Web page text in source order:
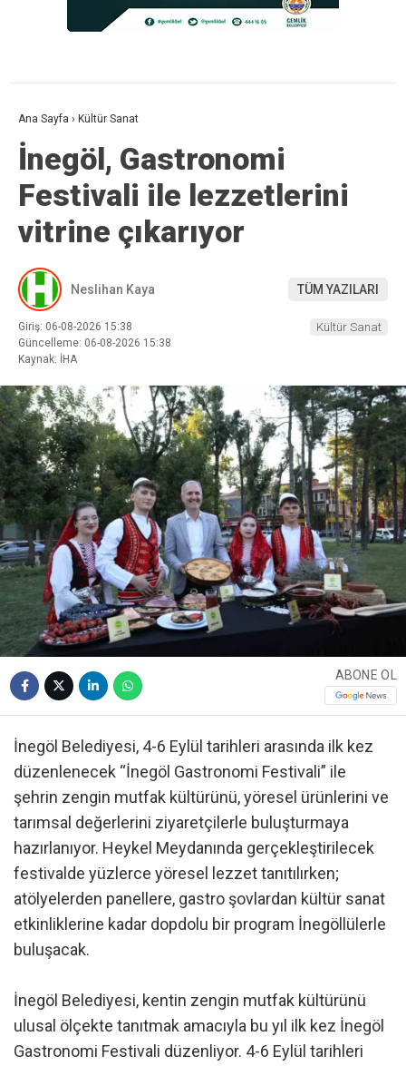
Ana Sayfa › Kültür Sanat
İnegöl, Gastronomi
Festivali ile lezzetlerini
vitrine çıkarıyor
Neslihan Kaya TÜM YAZILARI
Giriş: 06-08-2026 15:38
Güncelleme: 06-08-2026 15:38
Kaynak: İHA
Kültür Sanat
ABONE OL
İnegöl Belediyesi, 4-6 Eylül tarihleri arasında ilk kez
düzenlenecek “İnegöl Gastronomi Festivali” ile
şehrin zengin mutfak kültürünü, yöresel ürünlerini ve
tarımsal değerlerini ziyaretçilerle buluşturmaya
hazırlanıyor. Heykel Meydanında gerçekleştirilecek
festivalde yüzlerce yöresel lezzet tanıtılırken;
atölyelerden panellere, gastro şovlardan kültür sanat
etkinliklerine kadar dopdolu bir program İnegöllülerle
buluşacak.
İnegöl Belediyesi, kentin zengin mutfak kültürünü
ulusal ölçekte tanıtmak amacıyla bu yıl ilk kez İnegöl
Gastronomi Festivali düzenliyor. 4-6 Eylül tarihleri